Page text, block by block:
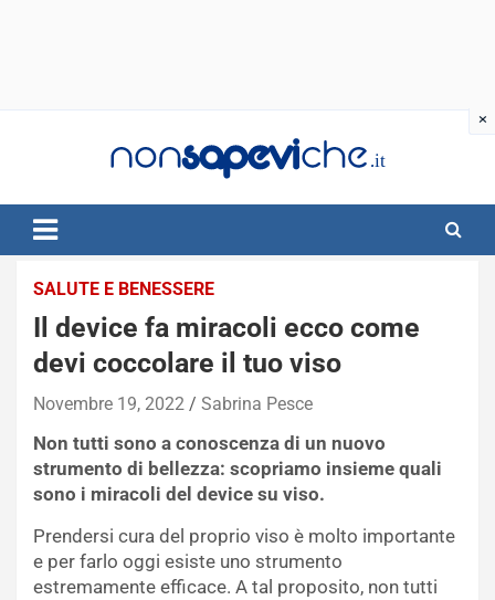
SALUTE E BENESSERE
Il device fa miracoli ecco come
devi coccolare il tuo viso
Novembre 19, 2022 Sabrina Pesce
Non tutti sono a conoscenza di un nuovo
strumento di bellezza: scopriamo insieme quali
sono i miracoli del device su viso.
Prendersi cura del proprio viso è molto importante
e per farlo oggi esiste uno strumento
estremamente efficace. A tal proposito, non tutti